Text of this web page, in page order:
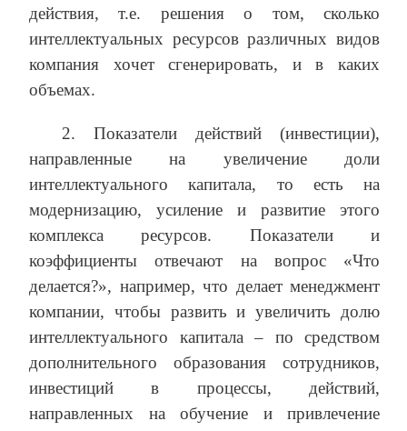
действия, т.е. решения о том, сколько
интеллектуальных ресурсов различных видов
компания хочет сгенерировать, и в каких
объемах.
2. Показатели действий (инвестиции),
направленные на увеличение доли
интеллектуального капитала, то есть на
модернизацию, усиление и развитие этого
комплекса ресурсов. Показатели и
коэффициенты отвечают на вопрос «Что
делается?», например, что делает менеджмент
компании, чтобы развить и увеличить долю
интеллектуального капитала – по средством
дополнительного образования сотрудников,
инвестиций в процессы, действий,
направленных на обучение и привлечение